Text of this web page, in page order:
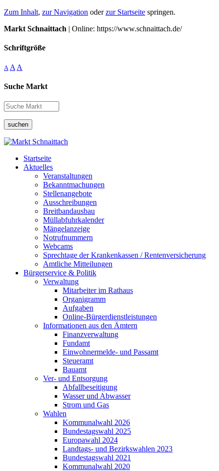
Zum Inhalt, zur Navigation oderzur Startseite springen.
Markt Schnaittach | Online: https://www.schnaittach.de/
Schriftgröße
A A A
Suche Markt
suchen
Startseite
Aktuelles
Veranstaltungen
Bekanntmachungen
Stellenangebote
Ausschreibungen
Breitbandausbau
Müllabfuhrkalender
Mängelanzeige
Notrufnummern
Webcams
Sprechtage der Krankenkassen / Rentenversicherung
Amtliche Mitteilungen
Bürgerservice & Politik
Verwaltung
Mitarbeiter im Rathaus
Organigramm
Aufgaben
Online-Bürgerdienstleistungen
Informationen aus den Ämtern
Finanzverwaltung
Fundamt
Einwohnermelde- und Passamt
Steueramt
Bauamt
Ver- und Entsorgung
Abfallbeseitigung
Wasser und Abwasser
Strom und Gas
Wahlen
Kommunalwahl 2026
Bundestagswahl 2025
Europawahl 2024
Landtags- und Bezirkswahlen 2023
Bundestagswahl 2021
Kommunalwahl 2020